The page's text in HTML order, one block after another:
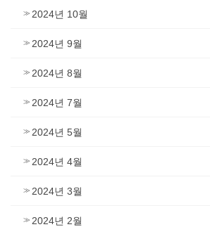
2024년 10월
2024년 9월
2024년 8월
2024년 7월
2024년 5월
2024년 4월
2024년 3월
2024년 2월